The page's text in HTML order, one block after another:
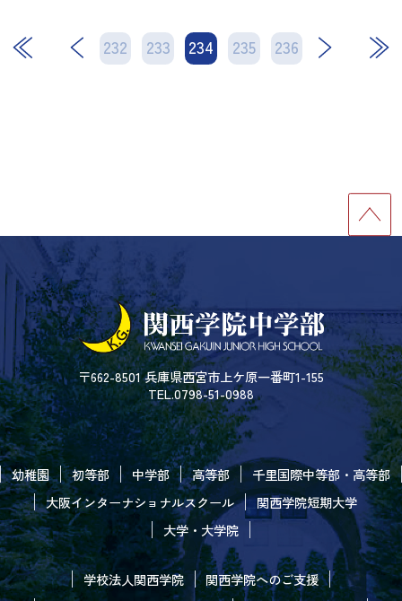
232 233 234 235 236
次 最後
〒662-8501 兵庫県西宮市上ケ原一番町1-155
TEL.0798-51-0988
幼稚園 初等部 中学部 高等部
千里国際中等部・高等部
大阪インターナショナルスクール
関西学院短期大学
大学・大学院
学校法人関西学院
関西学院へのご支援